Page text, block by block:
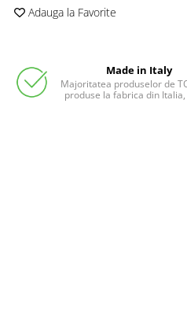
Adauga la Favorite
Made in Italy
Majoritatea produselor de
produse la fabrica din